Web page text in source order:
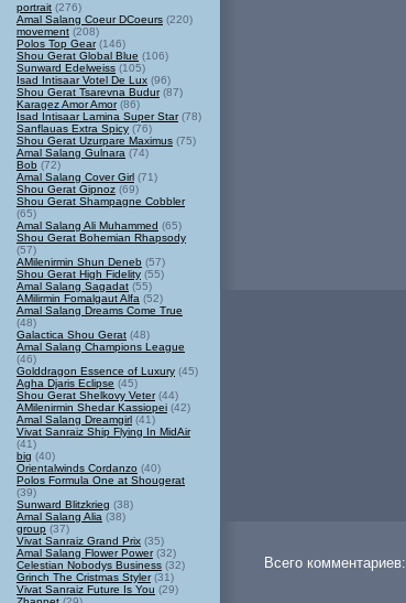
Всего комментариев:
portrait (276)
Amal Salang Coeur DCoeurs (220)
movement (208)
Polos Top Gear(146)
Shou Gerat Global Blue (106)
Sunward Edelweiss (105)
Isad Intisaar Votel De Lux (96)
Shou Gerat Tsarevna Budur(87)
Karagez Amor Amor(86)
Isad Intisaar Lamina Super Star(78)
Sanflauas Extra Spicy (76)
Shou Gerat Uzurpare Maximus (75)
Amal Salang Gulnara (74)
Bob (72)
Amal Salang Cover Girl (71)
Shou Gerat Gipnoz (69)
Shou Gerat Shampagne Cobbler
(65)
Amal Salang Ali Muhammed (65)
Shou Gerat Bohemian Rhapsody
(57)
AMilenirmin Shun Deneb (57)
Shou Gerat High Fidelity (55)
Amal Salang Sagadat (55)
AMilirmin Fomalgaut Alfa (52)
Amal Salang Dreams Come True
(48)
Galactica Shou Gerat (48)
Amal Salang Champions League
(46)
Golddragon Essence of Luxury (45)
Agha Djaris Eclipse (45)
Shou Gerat Shelkovy Veter(44)
AMilenirmin Shedar Kassiopei (42)
Amal Salang Dreamgirl (41)
Vivat Sanraiz Ship Flying In MidAir
(41)
big (40)
Orientalwinds Cordanzo (40)
Polos Formula One at Shougerat
(39)
Sunward Blitzkrieg (38)
Amal Salang Alia (38)
group (37)
Vivat Sanraiz Grand Prix (35)
Amal Salang Flower Power(32)
Celestian Nobodys Business (32)
Grinch The Cristmas Styler(31)
Vivat Sanraiz Future Is You (29)